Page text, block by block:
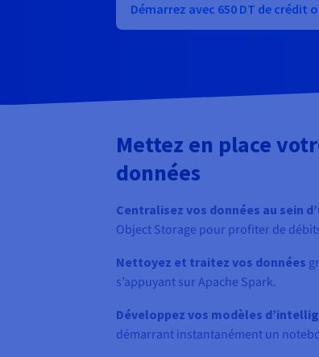
Démarrez avec 650 DT de crédit
Mettez en place
données
Centralisez vos données au sein
Object Storage pour profiter de
Nettoyez et traitez vos données
s’appuyant sur Apache Spark.
Développez vos modèles
démarrant instantanément un